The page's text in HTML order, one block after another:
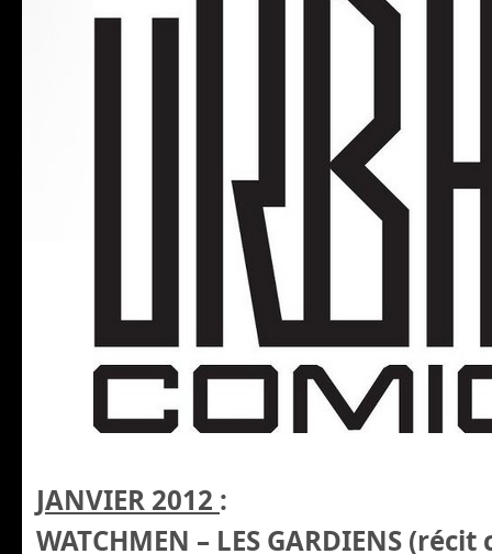
JANVIER 2012 :
WATCHMEN – LES GARDIENS